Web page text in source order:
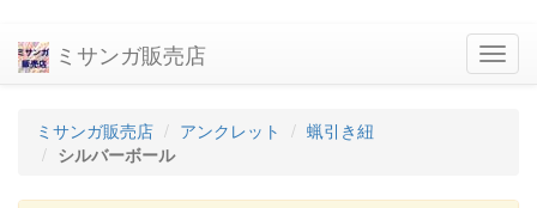
ミサンガ販売店
ミサンガ販売店 アンクレット
蝋引き紐
シルバーボール